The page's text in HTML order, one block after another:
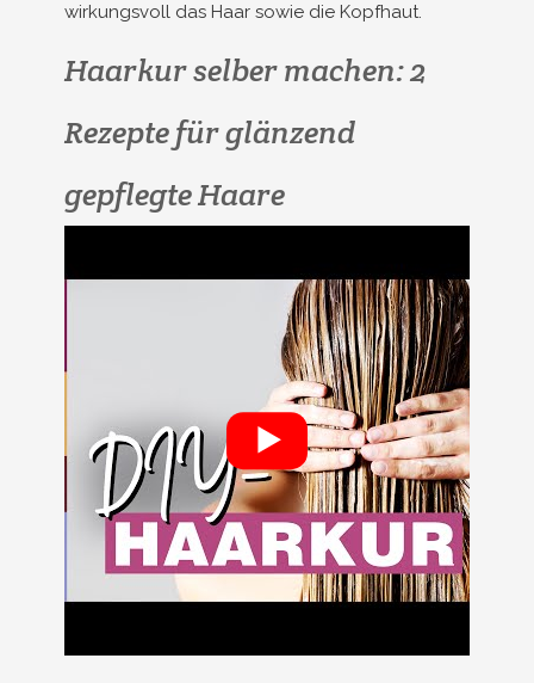
wirkungsvoll das Haar sowie die Kopfhaut.
Haarkur selber machen: 2
Rezepte für glänzend
gepflegte Haare